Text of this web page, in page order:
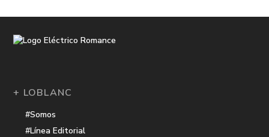
+ LOBLANC
#Somos
#Línea Editorial